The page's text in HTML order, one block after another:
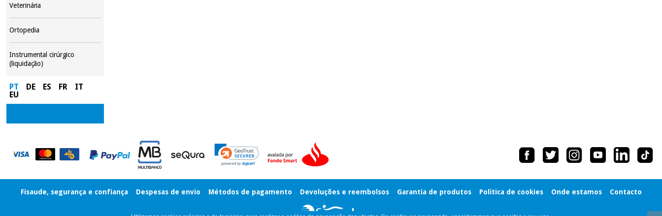
Veterinária
Ortopedia
Instrumental cirúrgico
(liquidação)
PT DE ES FR
IT
EU
Fisaude, segurança e confiança Despesas de envio Métodos de pagamento Devoluções e reembolsos Garantia de produtos Política de cookies Onde estamos Contacto